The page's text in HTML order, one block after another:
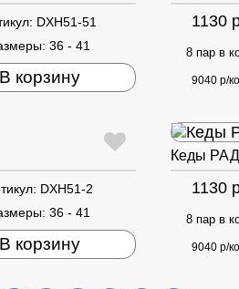
DXH51-51
36 - 41
В корзину
1130
8 пар в
9040 р/
DXH51-2
36 - 41
В корзину
Кеды
1130
8 пар в
9040 р/